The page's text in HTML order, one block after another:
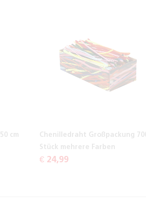
cm
Chenilledraht Großpackung 700
Stück mehrere Farben
€ 24,99